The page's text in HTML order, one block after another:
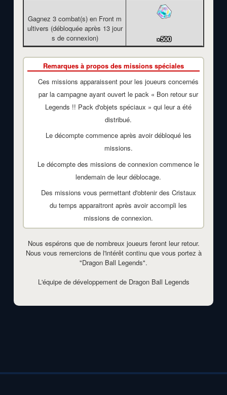
Gagnez 3 combat(s) en Front m
ultivers (débloquée après 13 jour
s de connexion)
×500
Remarques à propos des missions spéciales
Ces missions apparaissent pour les joueurs concernés
par la campagne ayant ouvert le pack « Bon retour sur
Legends !! Pack d'objets spéciaux » qui leur a été
distribué.
Le décompte commence après avoir débloqué les
missions.
Le décompte des missions de connexion commence le
lendemain de leur déblocage.
Des missions vous permettant d'obtenir des Cristaux
du temps apparaitront après avoir accompli les
missions de connexion.
Nous espérons que de nombreux joueurs feront leur retour.
Nous vous remercions de l'intérêt continu que vous portez à
"Dragon Ball Legends".
L'équipe de développement de Dragon Ball Legends